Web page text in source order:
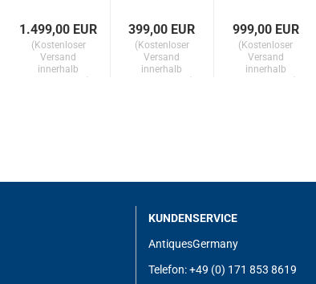
Mazze
ga, ca.
1960
1.499,00 EUR
(Kostenloser
Versand
innerhalb
Glasva
se um
1930
399,00 EUR
(Kostenloser
Versand
innerhalb
/ World
Fair
Brusse
ls...
999,00 EUR
(Kostenloser
Versand
innerhalb
KUNDENSERVICE
AntiquesGermany
Telefon: +49 (0) 171 853 8619